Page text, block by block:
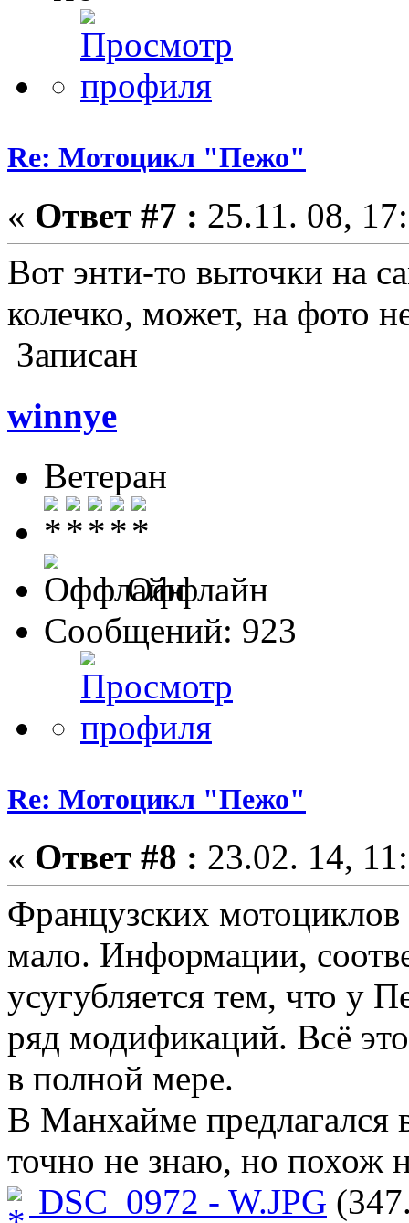
Re: Мотоцикл "Пежо"
« Ответ #7 : 25.11. 08,
Вот энти-то выточки на
колечко, может, на фото
Записан
winnye
Ветеран
Оффлайн
Сообщений: 923
Re: Мотоцикл "Пежо"
« Ответ #8 : 23.02. 14,
Французских мотоциклов
мало. Информации,
усугубляется тем, что у
ряд модификаций. Всё
в полной мере.
В Манхайме предлагался
точно не знаю, но похож
DSC_0972 - W.JPG